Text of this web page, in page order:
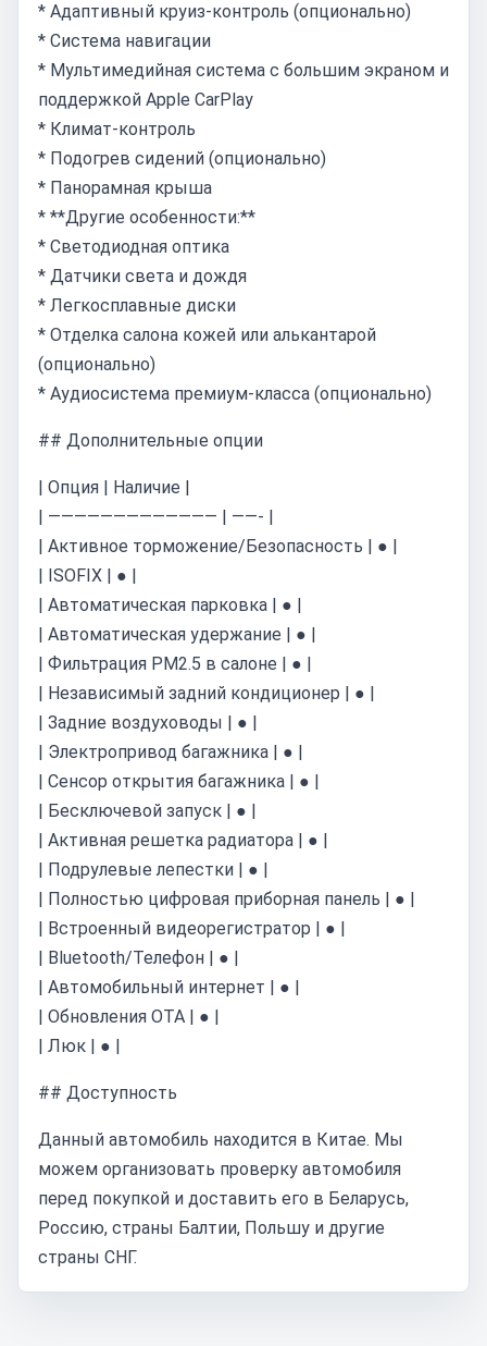
* Адаптивный круиз-контроль (опционально)
* Система навигации
* Мультимедийная система с большим экраном и
поддержкой Apple CarPlay
* Климат-контроль
* Подогрев сидений (опционально)
* Панорамная крыша
* **Другие особенности:**
* Светодиодная оптика
* Датчики света и дождя
* Легкосплавные диски
* Отделка салона кожей или алькантарой
(опционально)
* Аудиосистема премиум-класса (опционально)
## Дополнительные опции
| Опция | Наличие |
| ————————————— | ——- |
| Активное торможение/Безопасность | ● |
| ISOFIX | ● |
| Автоматическая парковка | ● |
| Автоматическая удержание | ● |
| Фильтрация PM2.5 в салоне | ● |
| Независимый задний кондиционер | ● |
| Задние воздуховоды | ● |
| Электропривод багажника | ● |
| Сенсор открытия багажника | ● |
| Бесключевой запуск | ● |
| Активная решетка радиатора | ● |
| Подрулевые лепестки | ● |
| Полностью цифровая приборная панель | ● |
| Встроенный видеорегистратор | ● |
| Bluetooth/Телефон | ● |
| Автомобильный интернет | ● |
| Обновления OTA | ● |
| Люк | ● |
## Доступность
Данный автомобиль находится в Китае. Мы
можем организовать проверку автомобиля
перед покупкой и доставить его в Беларусь,
Россию, страны Балтии, Польшу и другие
страны СНГ.